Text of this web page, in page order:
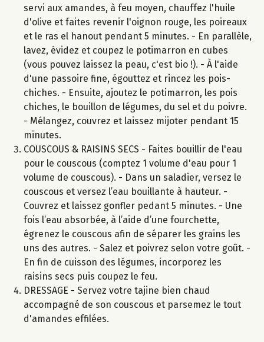
servi aux amandes, à feu moyen, chauffez l'huile
d'olive et faites revenir l'oignon rouge, les poireaux
et le ras el hanout pendant 5 minutes. - En parallèle,
lavez, évidez et coupez le potimarron en cubes
(vous pouvez laissez la peau, c'est bio !). - À l'aide
d'une passoire fine, égouttez et rincez les pois-
chiches. - Ensuite, ajoutez le potimarron, les pois
chiches, le bouillon de légumes, du sel et du poivre.
- Mélangez, couvrez et laissez mijoter pendant 15
minutes.
COUSCOUS & RAISINS SECS - Faites bouillir de l'eau
pour le couscous (comptez 1 volume d'eau pour 1
volume de couscous). - Dans un saladier, versez le
couscous et versez l’eau bouillante à hauteur. -
Couvrez et laissez gonfler pedant 5 minutes. - Une
fois l’eau absorbée, à l’aide d’une fourchette,
égrenez le couscous afin de séparer les grains les
uns des autres. - Salez et poivrez selon votre goût. -
En fin de cuisson des légumes, incorporez les
raisins secs puis coupez le feu.
DRESSAGE - Servez votre tajine bien chaud
accompagné de son couscous et parsemez le tout
d'amandes effilées.